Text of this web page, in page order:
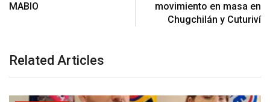
MABIO
movimiento en masa en
Chugchilán y Cuturiví
Related Articles